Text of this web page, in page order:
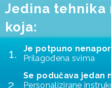
Jedina
koja:
Je potpuno
Prilagođena svima
Se podučava jedan
Personalizirane